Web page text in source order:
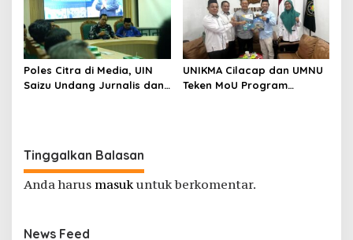
Cilacap
Poles Citra di Media, UIN
Saizu Undang Jurnalis dan
UNIKMA Cilacap dan UMNU
Teken MoU Program
Tinggalkan Balasan
Anda harus masuk untuk berkomentar.
News Feed